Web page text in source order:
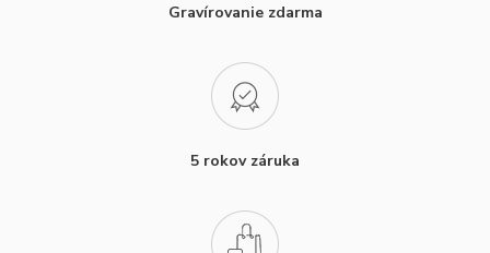
Gravírovanie zdarma
5 rokov záruka